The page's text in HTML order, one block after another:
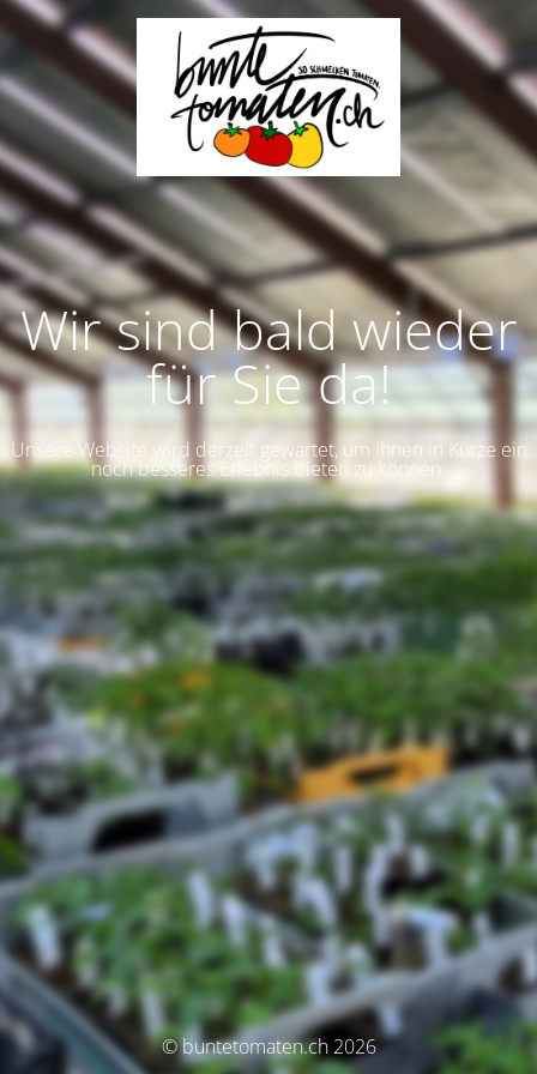
Wir sind bald wieder
für Sie da!
Unsere Website wird derzeit gewartet, um Ihnen in Kürze ein
noch besseres Erlebnis bieten zu können.
© buntetomaten.ch 2026